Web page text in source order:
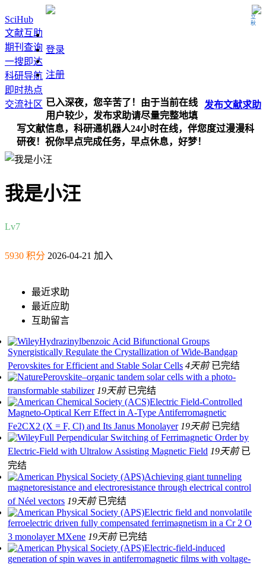
立秋
SciHub
文献互助
期刊查询
一搜即达
科研导航
即时热点
交流社区
登录
注册
发布文献求助
已入深夜，您辛苦了！由于当前在线
用户较少，发布求助请尽量完整地填
写文献信息，科研通机器人24小时在线，伴您度过漫漫科
研夜！祝你早点完成任务，早点休息，好梦！
我是小汪
Lv7
5930 积分 2026-04-21 加入
最近求助
最近应助
互助留言
Hydrazinylbenzoic Acid Bifunctional Groups
Synergistically Regulate the Crystallization of Wide‐Bandgap
Perovskites for Efficient and Stable Solar Cells 4天前 已完结
Perovskite–organic tandem solar cells with a photo-
transformable stabilizer 19天前 已完结
Electric Field-Controlled
Magneto-Optical Kerr Effect in A-Type Antiferromagnetic
Fe2CX2 (X = F, Cl) and Its Janus Monolayer 19天前 已完结
Full Perpendicular Switching of Ferrimagnetic Order by
Electric‐Field with Ultralow Assisting Magnetic Field 19天前 已
完结
Achieving giant tunneling
magnetoresistance and electroresistance through electrical control
of Néel vectors 19天前 已完结
Electric field and nonvolatile
ferroelectric driven fully compensated ferrimagnetism in a Cr 2 O
3 monolayer MXene 19天前 已完结
Electric-field-induced
generation of spin waves in antiferromagnetic films with voltage-